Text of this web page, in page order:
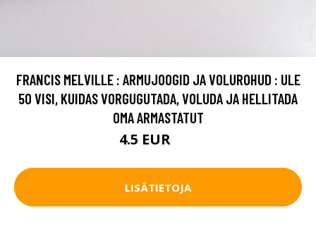
FRANCIS MELVILLE : ARMUJOOGID JA VOLUROHUD : ULE
50 VISI, KUIDAS VORGUGUTADA, VOLUDA JA HELLITADA
OMA ARMASTATUT
4.5 EUR
LISÄTIETOJA